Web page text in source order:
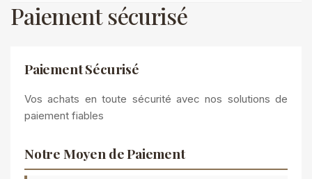
Paiement sécurisé
Paiement Sécurisé
Vos achats en toute sécurité avec nos solutions de
paiement fiables
Notre Moyen de Paiement